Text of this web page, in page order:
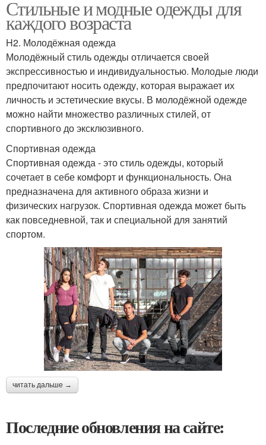
Стильные и модные одежды для
каждого возраста
H2. Молодёжная одежда
Молодёжный стиль одежды отличается своей
экспрессивностью и индивидуальностью. Молодые люди
предпочитают носить одежду, которая выражает их
личность и эстетические вкусы. В молодёжной одежде
можно найти множество различных стилей, от
спортивного до эксклюзивного.
Спортивная одежда
Спортивная одежда - это стиль одежды, который
сочетает в себе комфорт и функциональность. Она
предназначена для активного образа жизни и
физических нагрузок. Спортивная одежда может быть
как повседневной, так и специальной для занятий
спортом.
читать дальше →
Последние обновления на сайте: